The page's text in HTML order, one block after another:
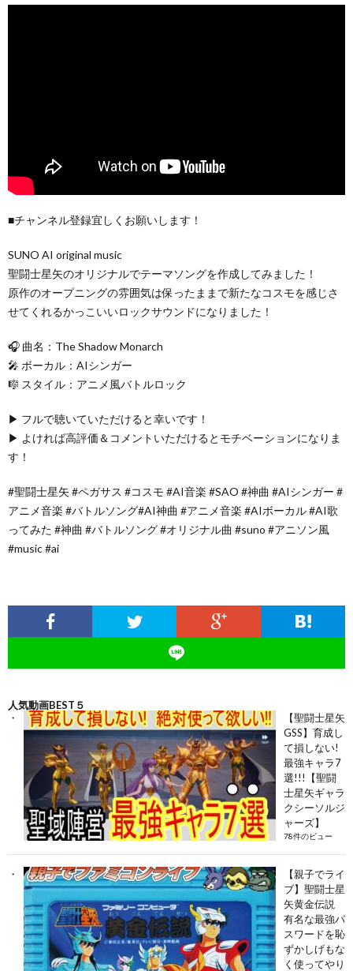
■チャンネル登録宜しくお願いします！
SUNO AI original music
聖闘士星矢のオリジナルでテーマソングを作成してみました！
原作のオープニングの雰囲気は保ったままで新たなコスモを感じさ
せてくれるかっこいいロックサウンドになりました！
🎧 曲名：The Shadow Monarch
🎤 ボーカル：AIシンガー
🎼 スタイル：アニメ風バトルロック
▶︎ フルで聴いていただけると幸いです！
▶︎ よければ高評価＆コメントいただけるとモチベーションになりま
す！
#聖闘士星矢 #ペガサス #コスモ #AI音楽 #SAO #神曲 #AIシンガー #
アニメ音楽 #バトルソング#AI神曲 #アニメ音楽 #AIボーカル #AI歌
ってみた #神曲 #バトルソング #オリジナル曲 #suno #アニソン風
#music #ai
人気動画BEST５
【聖闘士星矢
GSS】育成し
て損しない!
最強キャラ7
選!!!【聖闘
士星矢ギャラ
クシーソルジ
ャーズ】
78件のビュー
【親子でライ
ブ】聖闘士星
矢黄金伝説
有名な最強パ
スワードを恥
ずかしげもな
く使ってやり